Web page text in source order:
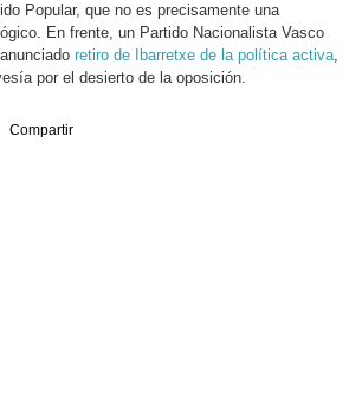
Popular, que no es precisamente una
En frente, un Partido Nacionalista Vasco
retiro de Ibarretxe de la política activa,
por el desierto de la oposición.
Compartir